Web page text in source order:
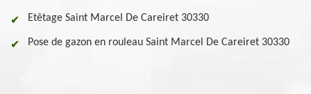
Etêtage Saint Marcel De Careiret 30330
Pose de gazon en rouleau Saint Marcel De Careiret 30330